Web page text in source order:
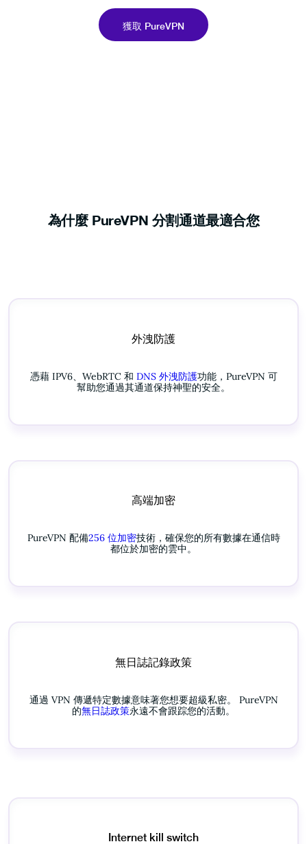
獲取 PureVPN
為什麼 PureVPN 分割通道最適合您
外洩防護
憑藉 IPV6、WebRTC 和 DNS 外洩防護功能，PureVPN 可
幫助您通過其通道保持神聖的安全。
高端加密
PureVPN 配備256 位加密技術，確保您的所有數據在通信時
都位於加密的雲中。
無日誌記錄政策
通過 VPN 傳遞特定數據意味著您想要超級私密。 PureVPN
的無日誌政策永遠不會跟踪您的活動。
Internet kill switch